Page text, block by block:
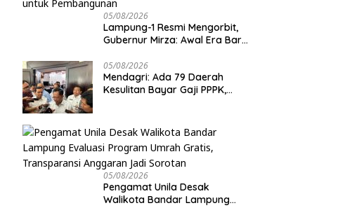
05/08/2026
Lampung-1 Resmi Mengorbit,
Gubernur Mirza: Awal Era Baru
Antariksa untuk Pembangunan
05/08/2026
Mendagri: Ada 79 Daerah
Kesulitan Bayar Gaji PPPK,
05/08/2026
Pengamat Unila Desak
Walikota Bandar Lampung